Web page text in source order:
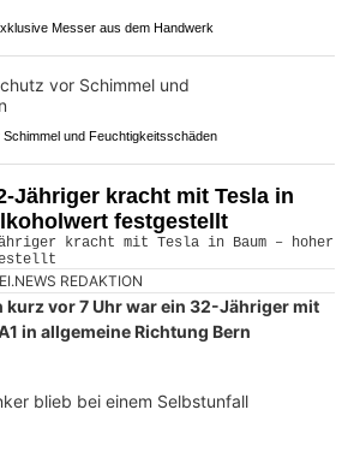
Messer aus dem Handwerk
und Feuchtigkeitsschäden
Jähriger kracht mit Tesla in
festgestellt
REDAKTION
kurz vor 7 Uhr war ein 32-Jähriger mit
in allgemeine Richtung Bern
blieb bei einem Selbstunfall